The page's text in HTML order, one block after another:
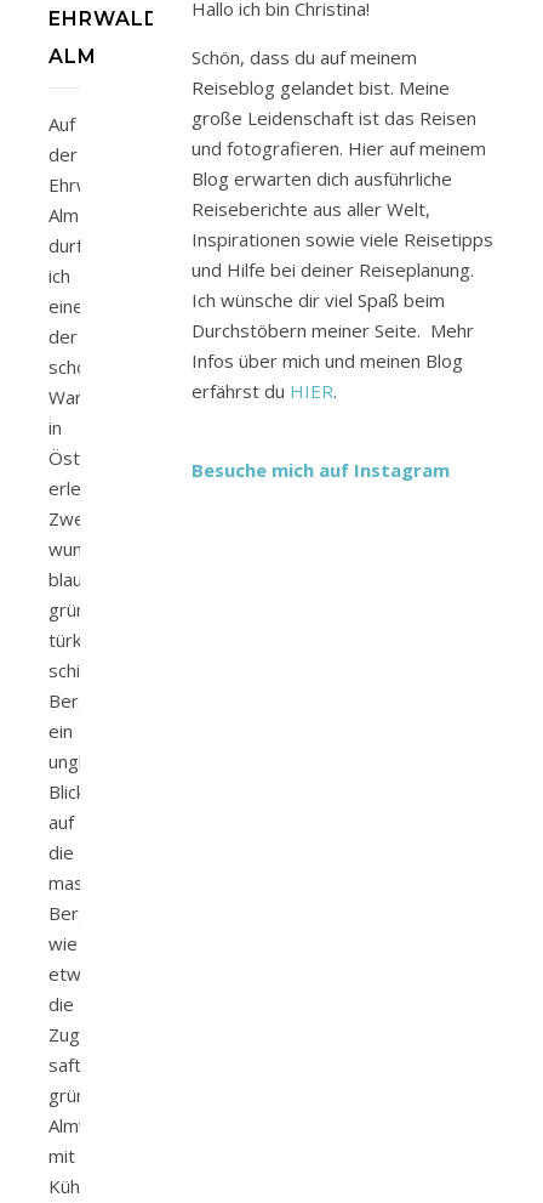
EHRWALDER
ALM
Auf
der
Ehrwalder
Alm
durfte
ich
einer
der
schönsten
Wanderungen
in
Österreich
erleben.
Zwei
wunderschöne
blau-
grün-
türkis
schimmernde
Bergseen,
ein
unglaublicher
Blick
auf
die
massiven
Berge
wie
etwa
die
Zugspitze,
saftig
grüne
Almwiesen
mit
Kühen
Hallo ich bin Christina!
Schön, dass du auf meinem
Reiseblog gelandet bist. Meine
große Leidenschaft ist das Reisen
und fotografieren. Hier auf meinem
Blog erwarten dich ausführliche
Reiseberichte aus aller Welt,
Inspirationen sowie viele Reisetipps
und Hilfe bei deiner Reiseplanung.
Ich wünsche dir viel Spaß beim
Durchstöbern meiner Seite. Mehr
Infos über mich und meinen Blog
erfährst du HIER.
Besuche mich auf Instagram